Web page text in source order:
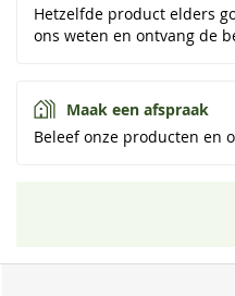
Hetzelfde product elders
ons weten en ontvang de
Maak een afspraak
Beleef onze producten en